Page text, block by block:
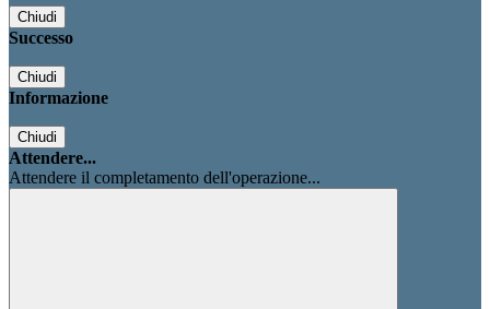
Chiudi
Successo
Chiudi
Informazione
Chiudi
Attendere...
Attendere il completamento dell'operazione...